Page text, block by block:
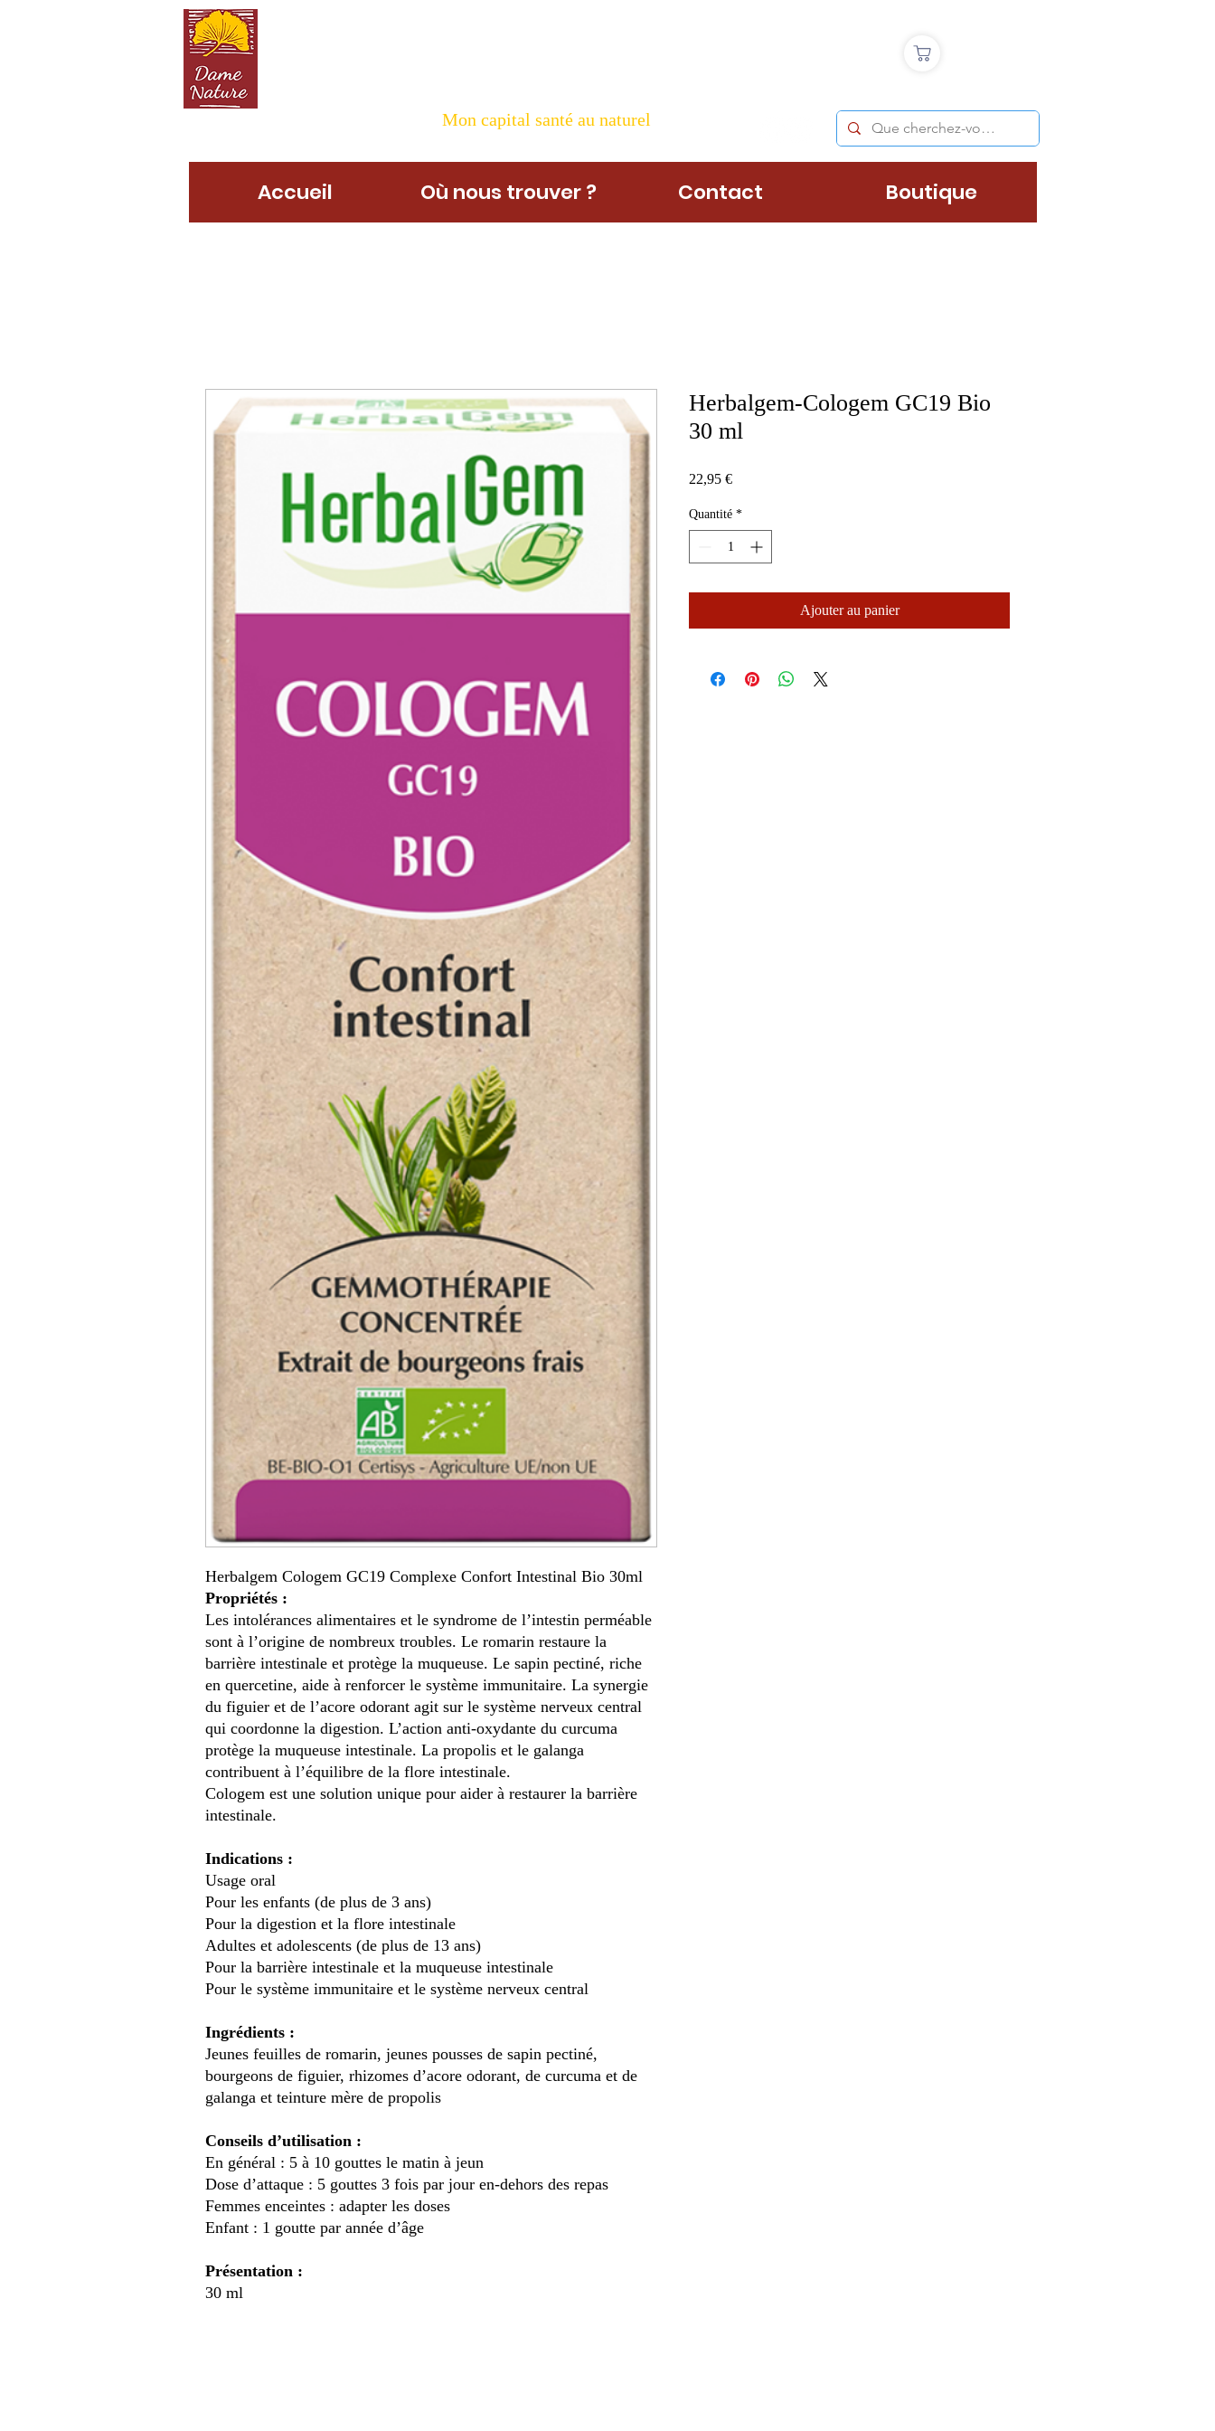
Mon capital santé au naturel
Accueil Où nous trouver ? Contact Boutique
Herbalgem Cologem GC19 Complexe Confort Intestinal Bio 30ml
Propriétés :
Les intolérances alimentaires et le syndrome de l’intestin perméable
sont à l’origine de nombreux troubles. Le romarin restaure la
barrière intestinale et protège la muqueuse. Le sapin pectiné, riche
en quercetine, aide à renforcer le système immunitaire. La synergie
du figuier et de l’acore odorant agit sur le système nerveux central
qui coordonne la digestion. L’action anti-oxydante du curcuma
protège la muqueuse intestinale. La propolis et le galanga
contribuent à l’équilibre de la flore intestinale.
Cologem est une solution unique pour aider à restaurer la barrière
intestinale.
Indications :
Usage oral
Pour les enfants (de plus de 3 ans)
Pour la digestion et la flore intestinale
Adultes et adolescents (de plus de 13 ans)
Pour la barrière intestinale et la muqueuse intestinale
Pour le système immunitaire et le système nerveux central
Ingrédients :
Jeunes feuilles de romarin, jeunes pousses de sapin pectiné,
bourgeons de figuier, rhizomes d’acore odorant, de curcuma et de
galanga et teinture mère de propolis
Conseils d’utilisation :
En général : 5 à 10 gouttes le matin à jeun
Dose d’attaque : 5 gouttes 3 fois par jour en-dehors des repas
Femmes enceintes : adapter les doses
Enfant : 1 goutte par année d’âge
Présentation :
30 ml
Herbalgem-Cologem GC19 Bio
30 ml
22,95 €Prix
Quantité *
Ajouter au panier